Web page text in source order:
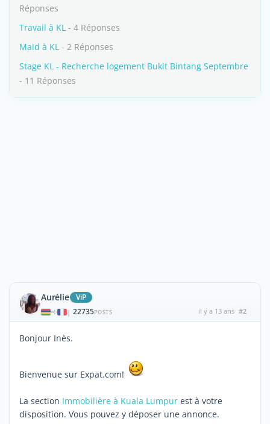
Réponses
Travail à KL - 4 Réponses
Maid à KL - 2 Réponses
Stage KL - Recherche logement Bukit Bintang Septembre
- 11 Réponses
Aurélie ViP
| 22735POSTS il y a 13 ans #2
Bonjour Inès.
Bienvenue sur Expat.com!
La section Immobilière à Kuala Lumpur est à votre
disposition. Vous pouvez y déposer une annonce.